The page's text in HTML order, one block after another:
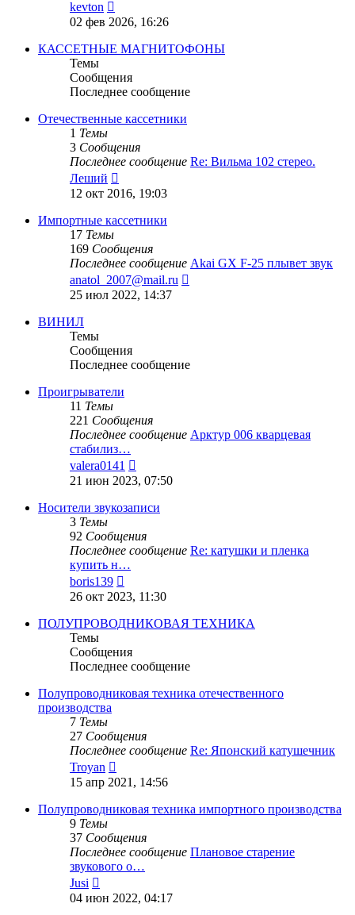
kevton
к
сообщению
02 фев 2026, 16:26
КАССЕТНЫЕ МАГНИТОФОНЫ
Темы
Сообщения
Последнее сообщение
Отечественные кассетники
1 Темы
3 Сообщения
Последнее сообщение Re: Вильма 102 стерео.
Леший
к
сообщению
12 окт 2016, 19:03
Импортные кассетники
17 Темы
169 Сообщения
Последнее сообщение Akai GX F-25 плывет звук
anatol_2007@mail.ru
25 июл 2022, 14:37
ВИНИЛ
Темы
Сообщения
Последнее сообщение
Проигрыватели
11 Темы
221 Сообщения
Последнее сообщение Арктур 006 кварцевая
стабилиз…
valera0141
к
сообщению
21 июн 2023, 07:50
Носители звукозаписи
3 Темы
92 Сообщения
Последнее сообщение Re: катушки и пленка
купить н…
boris139
к
сообщению
26 окт 2023, 11:30
ПОЛУПРОВОДНИКОВАЯ ТЕХНИКА
Темы
Сообщения
Последнее сообщение
Полупроводниковая техника отечественного
производства
7 Темы
27 Сообщения
Последнее сообщение Re: Японский катушечник
Troyan
к
сообщению
15 апр 2021, 14:56
Полупроводниковая техника импортного производства
9 Темы
37 Сообщения
Последнее сообщение Плановое старение
звукового о…
Jusi
к
04 июн 2022, 04:17